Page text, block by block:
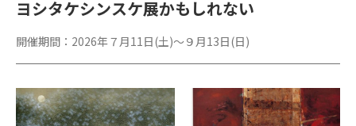
ヨシタケシンスケ展かもしれない
開催期間： 2026年７月11日(土)～９月13日(日)